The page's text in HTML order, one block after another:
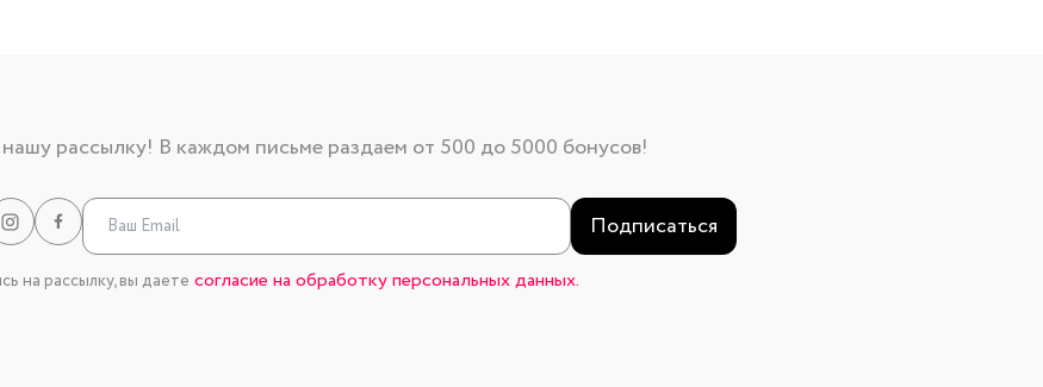
рассылку! В каждом письме раздаем от 500 до 5000 бонусов!
Подписаться
на рассылку, вы даете согласие на обработку персональных данных.